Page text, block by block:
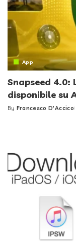
App
Snapseed 4.0:
disponibile su
Posted
By Francesco D'Accico